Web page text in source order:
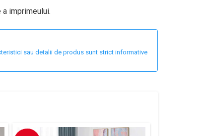
imprimeului.
sau detalii de produs sunt strict informative